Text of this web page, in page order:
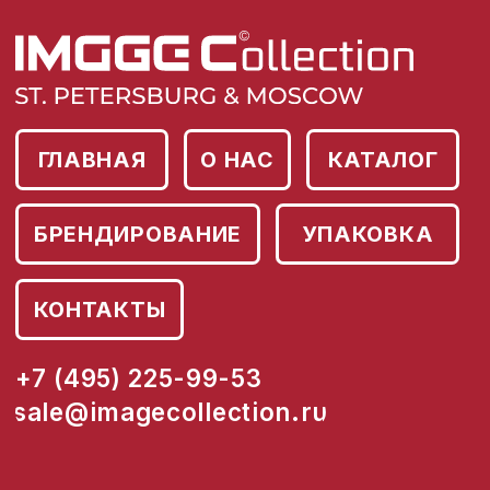
БРЕНДИРОВАНИЕ УПАКОВКА
+7 (495) 225-99-53
sale@imagecollection.ru